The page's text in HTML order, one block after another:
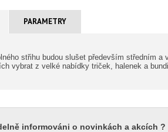
PARAMETRY
střihu budou slušet především středním
vybrat z velké nabídky triček, halenek a
informováni o novinkách a akcích ?